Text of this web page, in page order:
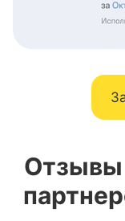
Отзывы